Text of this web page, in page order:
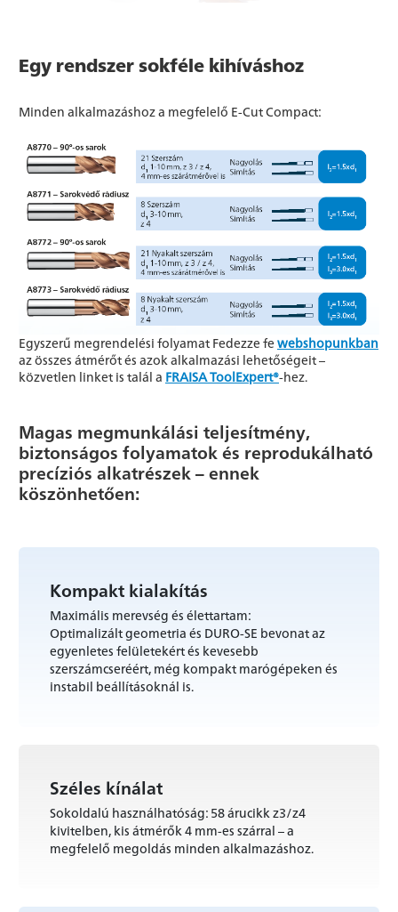
Egy rendszer sokféle kihíváshoz
Minden alkalmazáshoz a megfelelő E-Cut Compact:
Egyszerű megrendelési folyamat Fedezze fe webshopunkban
az összes átmérőt és azok alkalmazási lehetőségeit –
közvetlen linket is talál a FRAISA ToolExpert®-hez.
Magas megmunkálási teljesítmény,
biztonságos folyamatok és reprodukálható
precíziós alkatrészek – ennek
köszönhetően:
Kompakt kialakítás
Maximális merevség és élettartam:
Optimalizált geometria és DURO-SE bevonat az
egyenletes felületekért és kevesebb
szerszámcseréért, még kompakt marógépeken és
instabil beállításoknál is.
Széles kínálat
Sokoldalú használhatóság: 58 árucikk z3/z4
kivitelben, kis átmérők 4 mm-es szárral – a
megfelelő megoldás minden alkalmazáshoz.